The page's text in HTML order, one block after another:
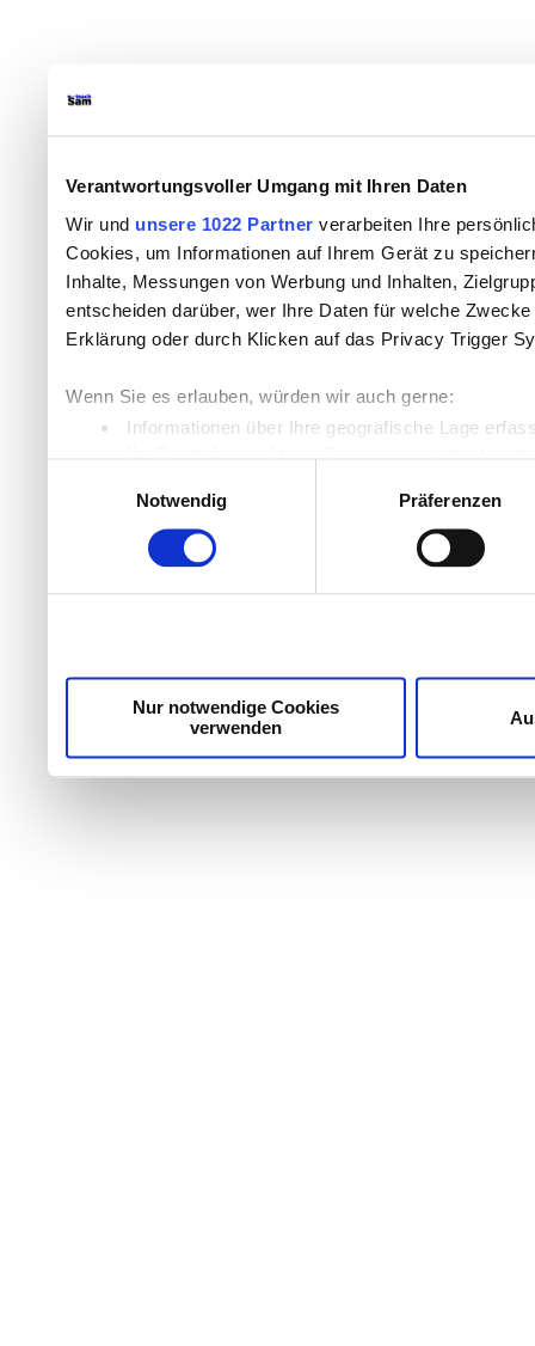
Verantwortungsvoller Umgang mit Ihren Daten
Wir und unsere 1022 Partner verarbeiten Ihre
Cookies, um Informationen auf Ihrem Gerät zu
Inhalte, Messungen von Werbung und Inhalten,
entscheiden darüber, wer Ihre Daten für welche
Erklärung oder durch Klicken auf das Privacy Trigger
Wenn Sie es erlauben, würden wir auch gerne:
Informationen über Ihre geografische Lage
Ihr Gerät durch aktives Scannen nach
Wir verwenden Cookies, um Inhalte und Anzeigen zu
die Zugriffe auf unsere Website zu analysieren.
Dienste gesammelt haben.
Notwendig
Präferenzen
Nur notwendige Cookies
verwenden